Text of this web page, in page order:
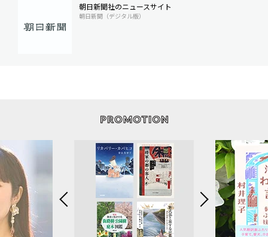
朝日新聞社のニュースサイト
朝日新聞（デジタル版）